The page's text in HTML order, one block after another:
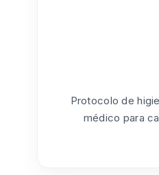
Protocolo de
médico para